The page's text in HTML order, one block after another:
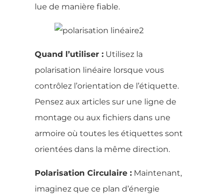
lue de manière fiable.
Quand l’utiliser : Utilisez la
polarisation linéaire lorsque vous
contrôlez l’orientation de l’étiquette.
Pensez aux articles sur une ligne de
montage ou aux fichiers dans une
armoire où toutes les étiquettes sont
orientées dans la même direction.
Polarisation Circulaire : Maintenant,
imaginez que ce plan d’énergie